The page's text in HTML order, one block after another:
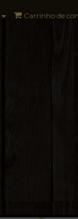
Carrinho de